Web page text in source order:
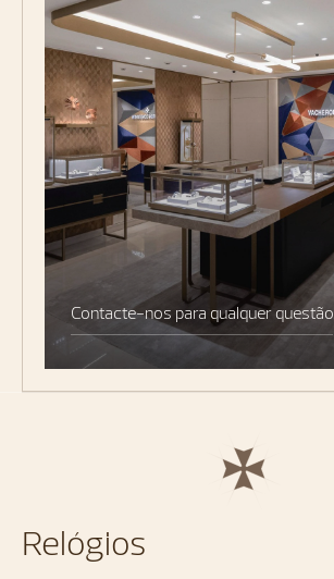
Contacte-nos para qualquer questão
Relógios